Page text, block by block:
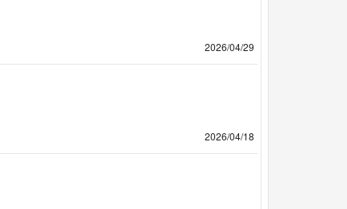
2026/04/29
2026/04/18